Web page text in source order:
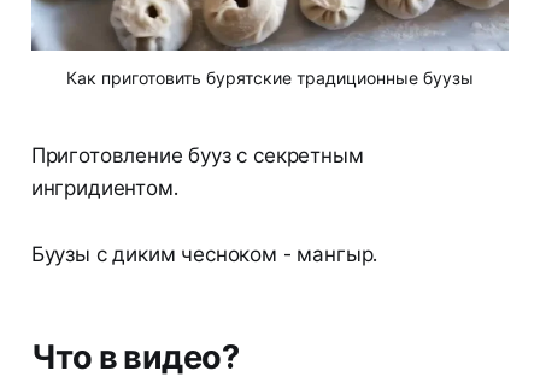
Как приготовить бурятские традиционные буузы
Приготовление бууз с секретным
ингридиентом.
Буузы с диким чесноком - мангыр.
Что в видео?